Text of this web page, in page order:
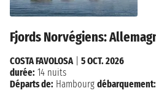
Fjords Norvégiens:
COSTA FAVOLOSA| 5 OCT. 2026
durée: 14 nuits
Départs de: Hambourg débarquement: